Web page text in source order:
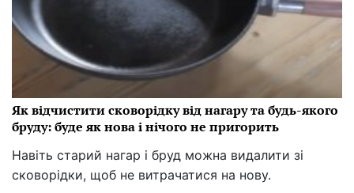
Як відчистити сковорідку від нагару та будь-якого
бруду: буде як нова і нічого не пригорить
Навіть старий нагар і бруд можна видалити зі
сковорідки, щоб не витрачатися на нову.